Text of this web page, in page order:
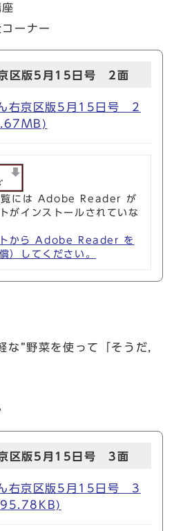
コーナー
京区版5月15日号 2面
右京区版5月15日号 2
覧には Adobe Reader が
がインストールされていな
から Adobe Reader を
）してください。
”野菜を使って「そうだ，
京区版5月15日号 3面
右京区版5月15日号 3